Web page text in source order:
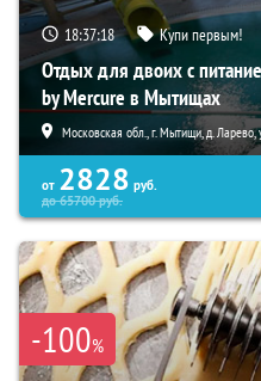
18:37:17 Купи первым!
Отдых для двоих с
by Mercure в Мытищах
Московская обл., г. Мытищи, д. Ларево,
от 2828 руб.
до65700руб.
-100%